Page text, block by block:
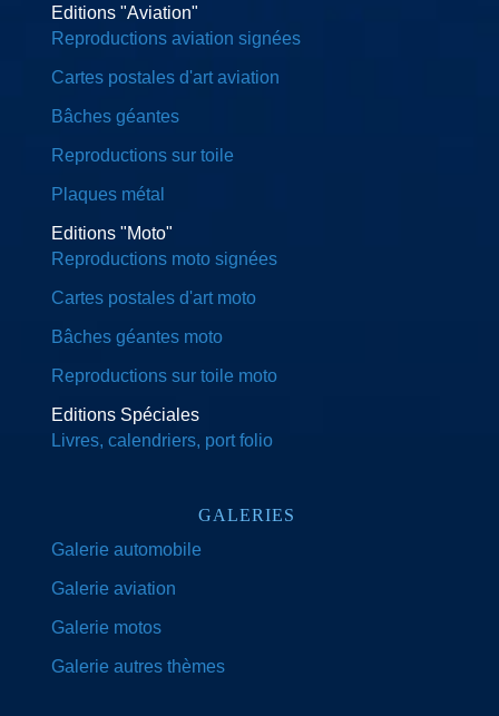
Editions "Aviation"
Reproductions aviation signées
Cartes postales d'art aviation
Bâches géantes
Reproductions sur toile
Plaques métal
Editions "Moto"
Reproductions moto signées
Cartes postales d'art moto
Bâches géantes moto
Reproductions sur toile moto
Editions Spéciales
Livres, calendriers, port folio
GALERIES
Galerie automobile
Galerie aviation
Galerie motos
Galerie autres thèmes